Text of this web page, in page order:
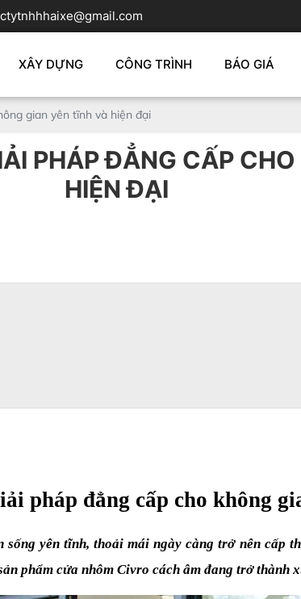
ctytnhhhaixe@gmail.com
XÂY DỰNG CÔNG TRÌNH BÁO GIÁ
gian yên tĩnh và hiện đại
PHÁP ĐẲNG CẤP
HIỆN ĐẠI
pháp đẳng cấp cho không
yên tĩnh, thoải mái ngày càng trở nên cấp
phẩm cửa nhôm Civro cách âm đang trở thành